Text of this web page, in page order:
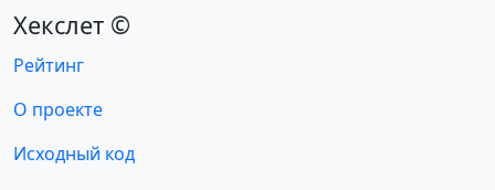
Хекслет ©
Рейтинг
О проекте
Исходный код